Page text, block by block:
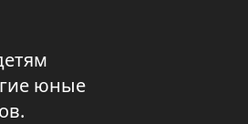
юные